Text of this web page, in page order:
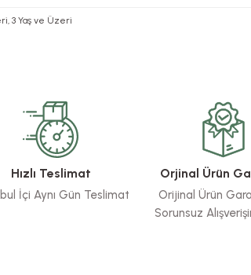
3 Yaş ve Üzeri
Hızlı Teslimat
İçi Aynı Gün Teslimat
Orjinal Ürün
Orijinal Ürün
Sorunsuz